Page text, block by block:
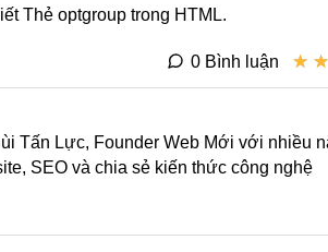
Thẻ optgroup trong HTML.
★ ★
★ ★
0 Bình luận
Tấn Lực, Founder Web Mới với nhiều
SEO và chia sẻ kiến thức công nghệ